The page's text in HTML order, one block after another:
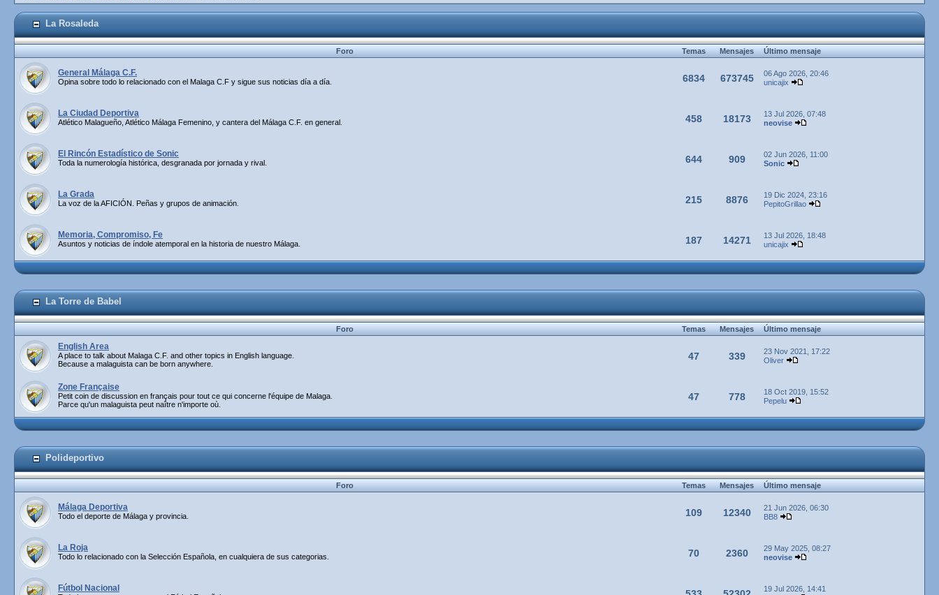
La Rosaleda
Foro TemasMensajesÚltimo mensaje
General Málaga C.F.
Opina sobre todo lo relacionado con el Malaga C.F y sigue sus noticias día a día. 6834 673745
06 Ago 2026, 20:46
unicajix
La Ciudad Deportiva
Atlético Malagueño, Atlético Málaga Femenino, y cantera del Málaga C.F. en general. 458 18173
13 Jul 2026, 07:48
neovise
El Rincón Estadístico de Sonic
Toda la numerología histórica, desgranada por jornada y rival. 644 909
02 Jun 2026, 11:00
Sonic
La Grada
La voz de la AFICIÓN. Peñas y grupos de animación. 215 8876
19 Dic 2024, 23:16
PepitoGrillao
Memoria, Compromiso, Fe
Asuntos y noticias de índole atemporal en la historia de nuestro Málaga. 187 14271
13 Jul 2026, 18:48
unicajix
La Torre de Babel
Foro TemasMensajesÚltimo mensaje
English Area
A place to talk about Malaga C.F. and other topics in English language.
Because a malaguista can be born anywhere.
47 339
23 Nov 2021, 17:22
Oliver
Zone Française
Petit coin de discussion en français pour tout ce qui concerne l'équipe de Malaga.
Parce qu'un malaguista peut naître n'importe où.
47 778
18 Oct 2019, 15:52
Pepelu
Polideportivo
Foro TemasMensajesÚltimo mensaje
Málaga Deportiva
Todo el deporte de Málaga y provincia. 109 12340
21 Jun 2026, 06:30
BB8
La Roja
Todo lo relacionado con la Selección Española, en cualquiera de sus categorias. 70 2360
29 May 2025, 08:27
neovise
Fútbol Nacional
19 Jul 2026, 14:41